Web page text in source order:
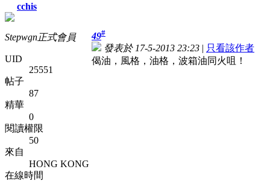
cchis
Stepwgn正式會員
UID
25551
帖子
87
精華
0
閱讀權限
50
來自
HONG KONG
在線時間
49#
發表於 17-5-2013 23:23 | 只看該作者
偈油，風格，油格，波箱油同火咀！